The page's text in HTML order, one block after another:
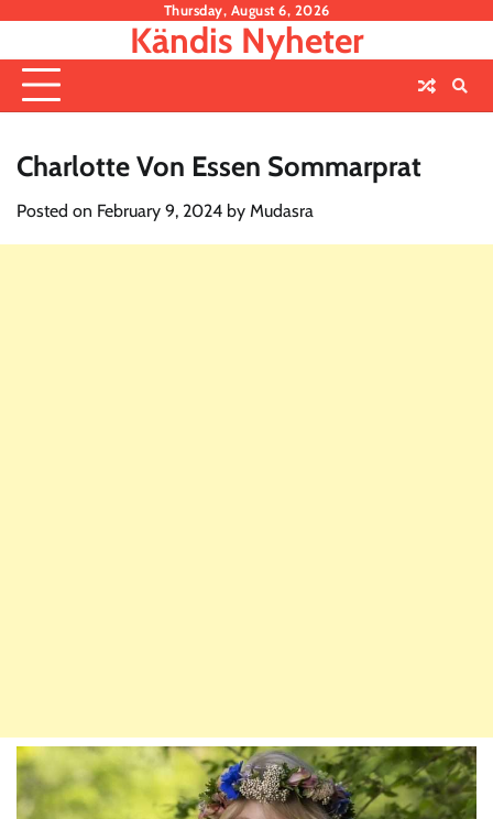
content
Thursday, August 6, 2026
Kändis Nyheter
Charlotte Von Essen Sommarprat
Posted on February 9, 2024 by Mudasra